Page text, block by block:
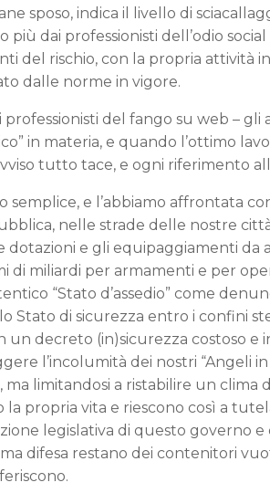
sposo, indica il livello di
più dai professionisti dell’odio
del rischio, con la propria attività
dalle norme in vigore.
del fango su web – gli
in materia, e quando l’ottimo
tutto tace, e ogni riferimento
semplice, e l’abbiamo affrontata
nelle strade delle nostre
e gli equipaggiamenti da
di miliardi per armamenti e per
“Stato d’assedio” come
Stato di sicurezza entro i confini
un decreto (in)sicurezza costoso e
l’incolumità dei nostri “Angeli in
ma limitandosi a ristabilire un
la propria vita e riescono così a
legislativa di questo governo e
difesa restano dei contenitori